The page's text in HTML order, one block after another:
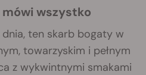
mówi wszystko
ten skarb bogaty w
towarzyskim i pełnym
z wykwintnymi smakami